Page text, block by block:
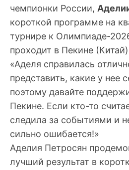
чемпионки России,
короткой программе на
турнире к Олимпиаде-
проходит в Пекине
«Аделя справилась
представить, какие у нее
поэтому давайте
Пекине. Если кто-то
следила за событиями и
сильно ошибается!»
Аделия Петросян
лучший результат в